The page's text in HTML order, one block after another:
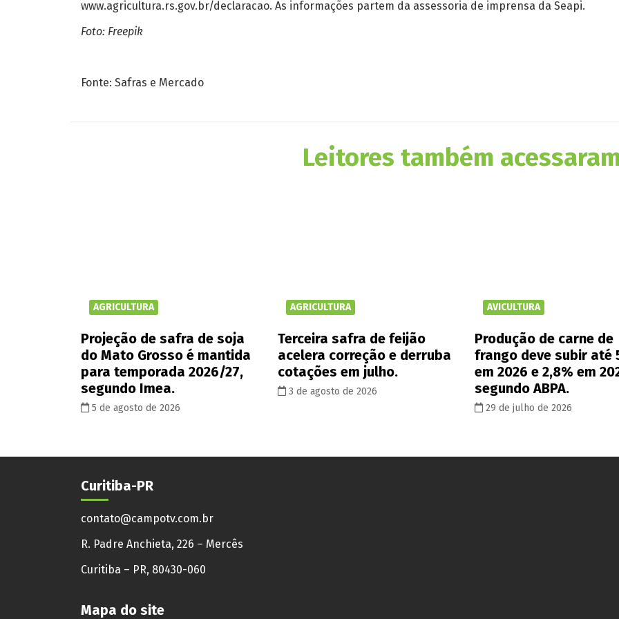
www.agricultura.rs.gov.br/declaracao. As informações partem da assessoria de imprensa da Seapi.
Foto: Freepik
Fonte: Safras e Mercado
Leitores também
AGRICULTURA
Projeção de safra de soja
do Mato Grosso é mantida
para temporada 2026/27,
segundo Imea.
5 de agosto de 2026
AGRICULTURA
Terceira safra de feijão
acelera correção e derruba
cotações em julho.
3 de agosto de 2026
AVICULTURA
Produção de carne de
frango deve subir até
em 2026 e 2,8% em
segundo ABPA.
29 de julho de 2026
Curitiba-PR
contato@campotv.com.br
R. Padre Anchieta, 226 – Mercês
Curitiba – PR, 80430-060
Mapa do site